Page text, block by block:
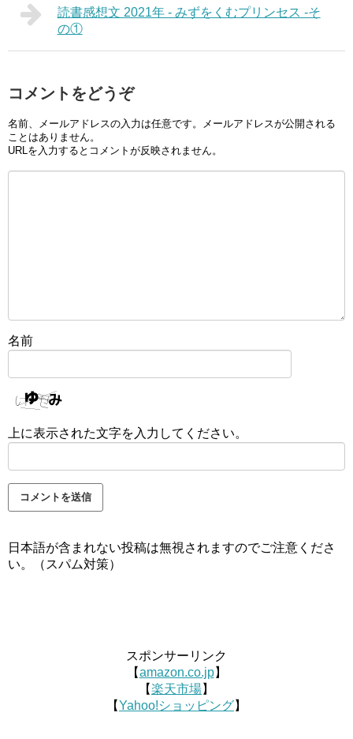
読書感想文 2021年 - みずをくむプリンセス -そ
の①
コメントをどうぞ
名前、メールアドレスの入力は任意です。メールアドレスが公開される
ことはありません。
URLを入力するとコメントが反映されません。
名前
上に表示された文字を入力してください。
日本語が含まれない投稿は無視されますのでご注意くださ
い。（スパム対策）
スポンサーリンク
【amazon.co.jp】
【楽天市場】
【Yahoo!ショッピング】